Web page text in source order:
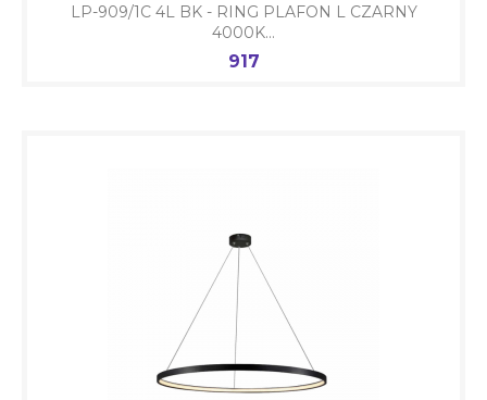
LP-909/1C 4L BK - RING PLAFON L CZARNY
4000K...
Cena
917